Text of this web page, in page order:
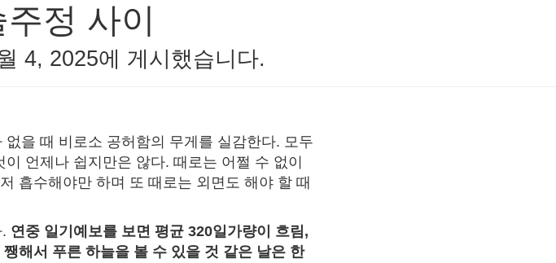
정 사이
4, 2025에 게시했습니다.
을 때 비로소 공허함의 무게를 실감한다. 모두
언제나 쉽지만은 않다. 때로는 어쩔 수 없이
흡수해야만 하며 또 때로는 외면도 해야 할 때
연중 일기예보를 보면 평균 320일가량이 흐림,
쨍해서 푸른 하늘을 볼 수 있을 것 같은 날은 한